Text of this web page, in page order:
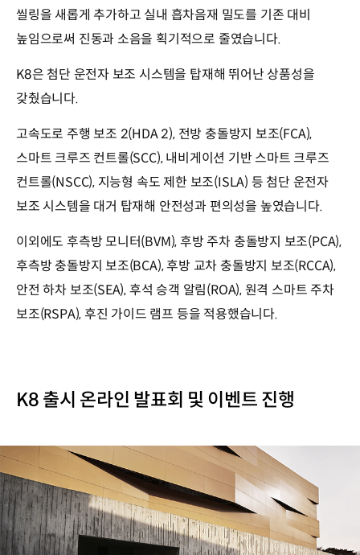
씰링을 새롭게 추가하고 실내 흡차음재 밀도를 기존 대비
높임으로써 진동과 소음을 획기적으로 줄였습니다.
K8은 첨단 운전자 보조 시스템을 탑재해 뛰어난 상품성을
갖췄습니다.
고속도로 주행 보조 2(HDA 2), 전방 충돌방지 보조(FCA),
스마트 크루즈 컨트롤(SCC), 내비게이션 기반 스마트 크루즈
컨트롤(NSCC), 지능형 속도 제한 보조(ISLA) 등 첨단 운전자
보조 시스템을 대거 탑재해 안전성과 편의성을 높였습니다.
이외에도 후측방 모니터(BVM), 후방 주차 충돌방지 보조(PCA),
후측방 충돌방지 보조(BCA), 후방 교차 충돌방지 보조(RCCA),
안전 하차 보조(SEA), 후석 승객 알림(ROA), 원격 스마트 주차
보조(RSPA), 후진 가이드 램프 등을 적용했습니다.
K8 출시 온라인 발표회 및 이벤트 진행